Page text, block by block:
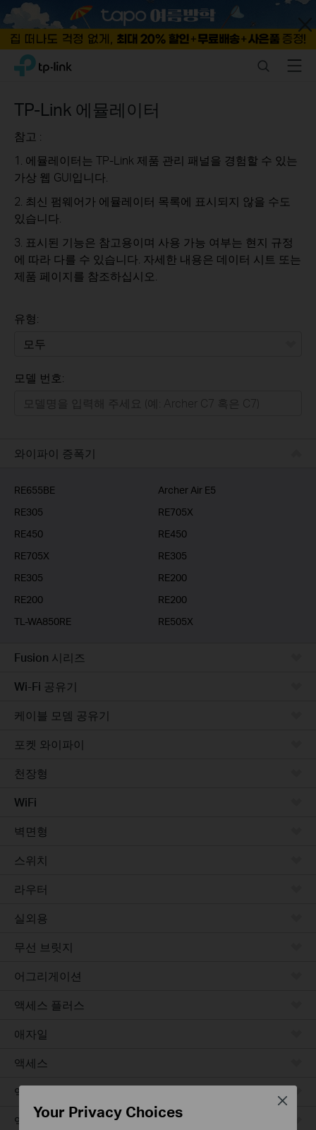
Click
the
navigation
TP-Link, Reliably Smart SearchMenu
TP-Link 에뮬레이터
참고 :
1. 에뮬레이터는 TP-Link 제품 관리 패널을 경험할 수 있는
가상 웹 GUI입니다.
2. 최신 펌웨어가 에뮬레이터 목록에 표시되지 않을 수도
있습니다.
3. 표시된 기능은 참고용이며 사용 가능 여부는 현지 규정
에 따라 다를 수 있습니다. 자세한 내용은 데이터 시트 또는
제품 페이지를 참조하십시오.
유형:
기업용
모델 번호:
와이파이 증폭기
RE655BE
Archer Air E5
RE305
RE705X
RE450
RE450
RE705X
RE305
RE305
RE200
RE200
RE200
TL-WA850RE
RE505X
Fusion 시리즈
Wi-Fi 공유기
케이블 모뎀 공유기
포켓 와이파이
천장형
WiFi
벽면형
스위치
라우터
실외용
무선 브릿지
어그리게이션
액세스 플러스
애자일
액세스
액세스 프로
액세스 맥스
Your Privacy Choices
Close